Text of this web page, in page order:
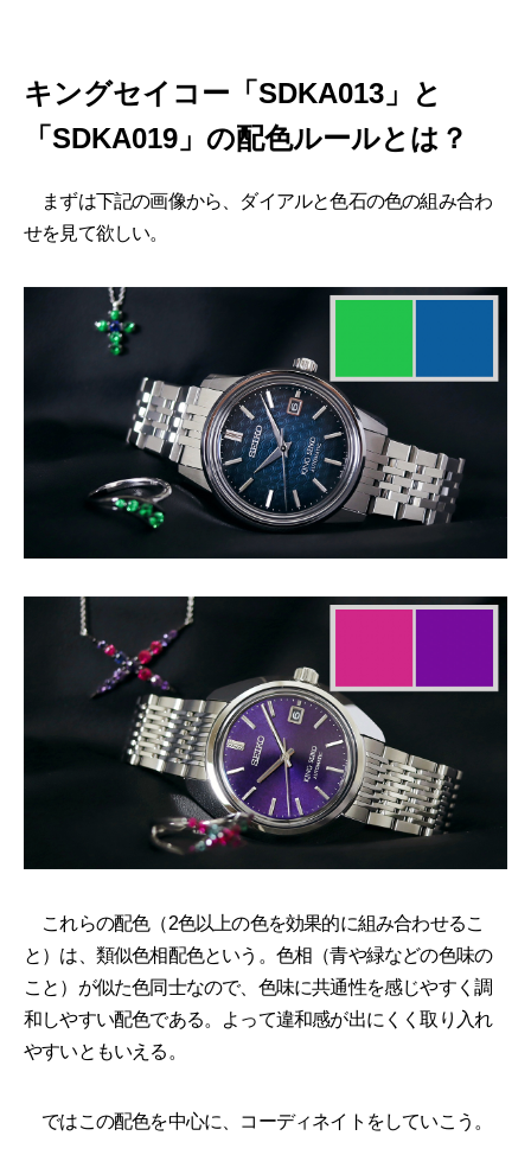
キングセイコー「SDKA013」と
「SDKA019」の配色ルールとは？
まずは下記の画像から、ダイアルと色石の色の組み合わ
せを見て欲しい。
これらの配色（2色以上の色を効果的に組み合わせるこ
と）は、類似色相配色という。色相（青や緑などの色味の
こと）が似た色同士なので、色味に共通性を感じやすく調
和しやすい配色である。よって違和感が出にくく取り入れ
やすいともいえる。
ではこの配色を中心に、コーディネイトをしていこう。